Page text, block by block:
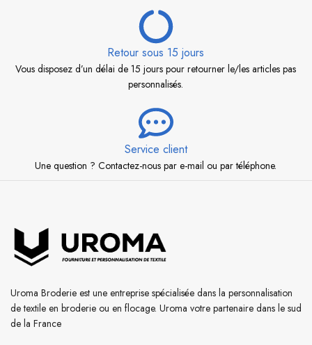
Retour sous 15 jours
Vous disposez d’un délai de 15 jours pour retourner le/les articles pas
personnalisés.
Service client
Une question ? Contactez-nous par e-mail ou par téléphone.
Uroma Broderie est une entreprise spécialisée dans la personnalisation
de textile en broderie ou en flocage. Uroma votre partenaire dans le sud
de la France